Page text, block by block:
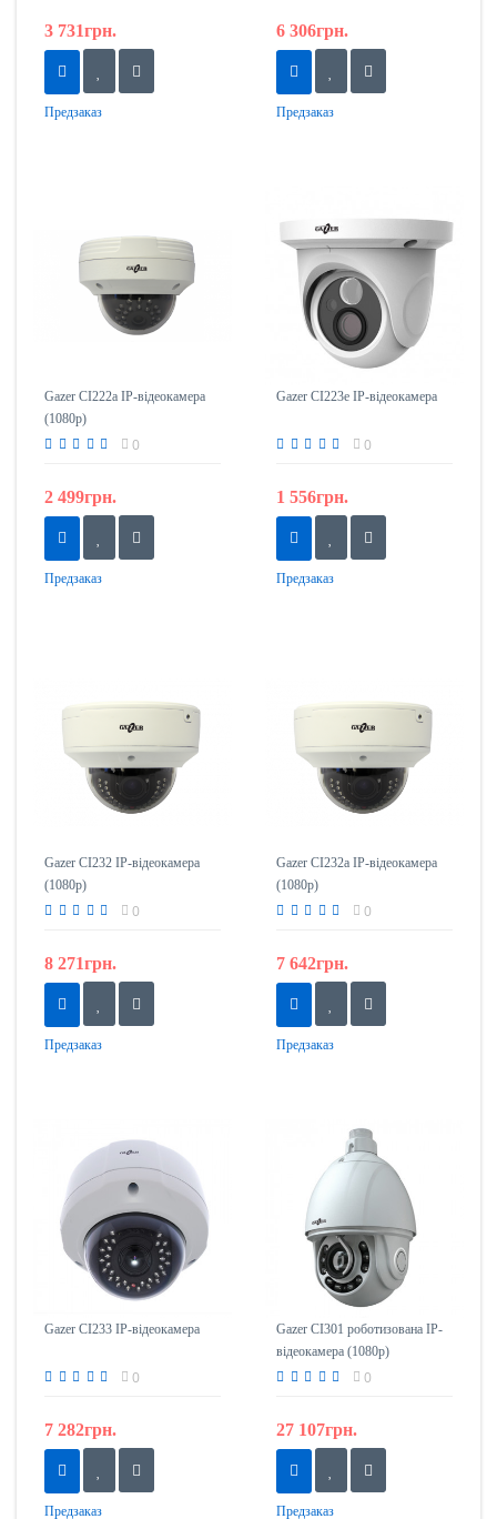
3 731грн.
Предзаказ
6 306грн.
Предзаказ
Gazer CI222a IP-відеокамера
(1080p)
0
2 499грн.
Предзаказ
Gazer CI223e IP-відеокамера
0
1 556грн.
Предзаказ
Gazer CI232 IP-відеокамера
(1080p)
0
8 271грн.
Предзаказ
Gazer CI232a IP-відеокамера
(1080p)
0
7 642грн.
Предзаказ
Gazer CI233 IP-відеокамера
0
7 282грн.
Предзаказ
Gazer CI301 роботизована IP-
відеокамера (1080p)
0
27 107грн.
Предзаказ